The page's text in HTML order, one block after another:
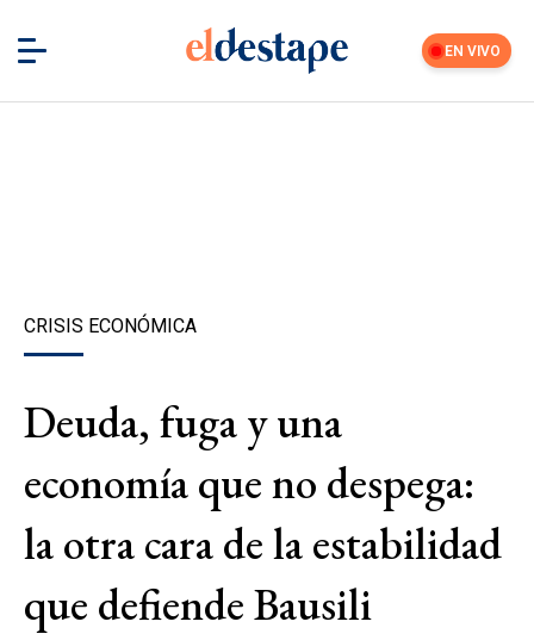
EN VIVO
CRISIS ECONÓMICA
Deuda, fuga y una
economía que no despega:
la otra cara de la estabilidad
que defiende Bausili